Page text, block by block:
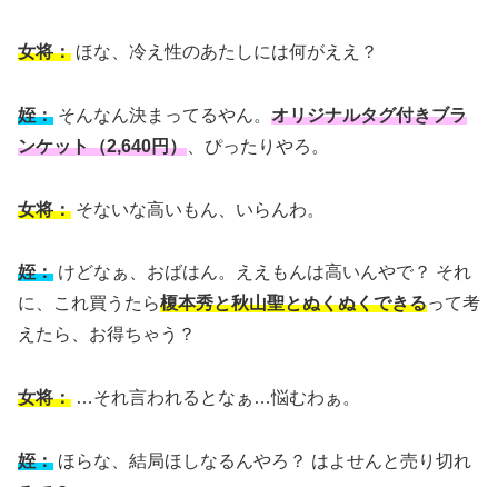
女将： ほな、冷え性のあたしには何がええ？
姪： そんなん決まってるやん。 オリジナルタグ付きブラ
ンケット（2,640円） 、ぴったりやろ。
女将： そないな高いもん、いらんわ。
姪： けどなぁ、おばはん。ええもんは高いんやで？ それ
に、これ買うたら榎本秀と秋山聖とぬくぬくできるって考
えたら、お得ちゃう？
女将： …それ言われるとなぁ…悩むわぁ。
姪： ほらな、結局ほしなるんやろ？ はよせんと売り切れ